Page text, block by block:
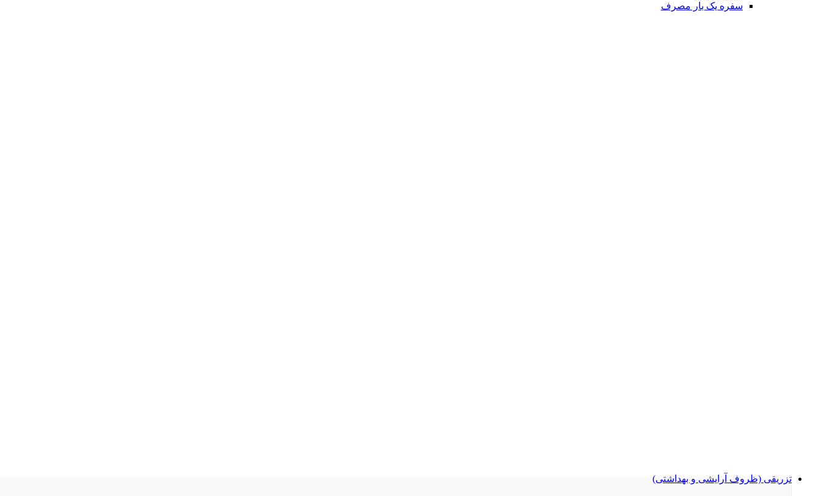
سفره یک بار مصرف
تزریقی (ظروف آرایشی و بهداشتی)